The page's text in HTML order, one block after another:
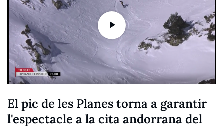
El pic de les Planes torna a garantir
l'espectacle a la cita andorrana del